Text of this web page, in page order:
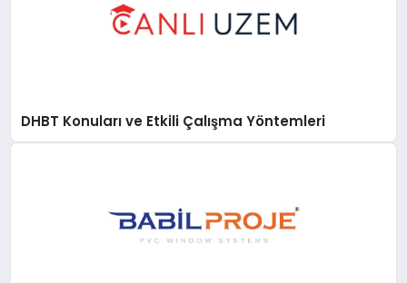
DHBT Konuları ve Etkili Çalışma Yöntemleri